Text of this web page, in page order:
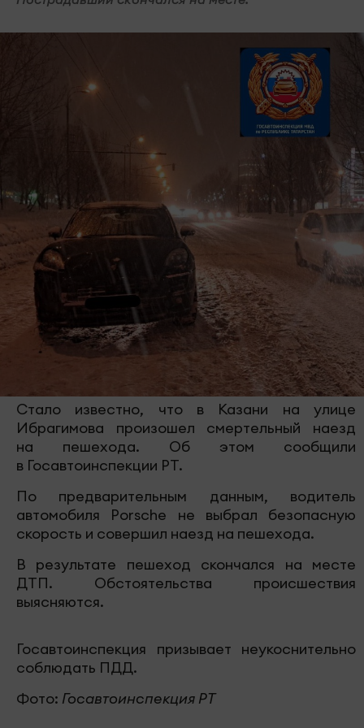
Стало известно, что в Казани на улице
Ибрагимова произошел смертельный наезд
на пешехода. Об этом сообщили
в Госавтоинспекции РТ.
По предварительным данным, водитель
автомобиля Porsche не выбрал безопасную
скорость и совершил наезд на пешехода.
В результате пешеход скончался на месте
ДТП. Обстоятельства происшествия
выясняются.
Госавтоинспекция призывает неукоснительно
соблюдать ПДД.
Фото: Госавтоинспекция РТ